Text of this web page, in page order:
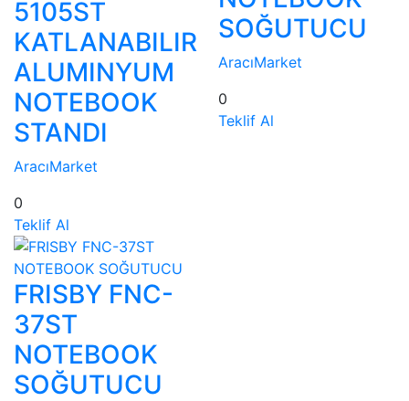
5105ST
KATLANABILIR
ALUMINYUM
NOTEBOOK
STANDI
AracıMarket
0
Teklif Al
SOĞUTUCU
AracıMarket
0
Teklif Al
FRISBY FNC-
37ST
NOTEBOOK
SOĞUTUCU